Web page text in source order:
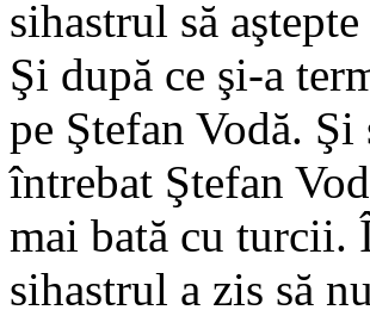
sihastrul să
Şi după ce şi-a
pe Ştefan Vodă.
întrebat Ştefan
mai bată cu turcii.
sihastrul a zis să